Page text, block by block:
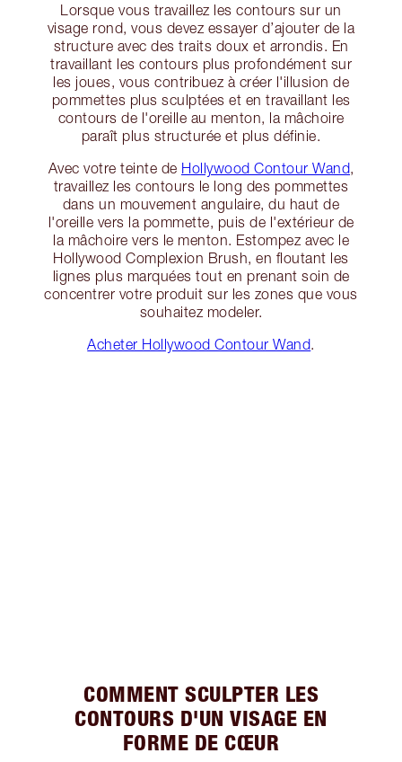
Lorsque vous travaillez les contours sur un
visage rond, vous devez essayer d’ajouter de la
structure avec des traits doux et arrondis. En
travaillant les contours plus profondément sur
les joues, vous contribuez à créer l'illusion de
pommettes plus sculptées et en travaillant les
contours de l'oreille au menton, la mâchoire
paraît plus structurée et plus définie.
Avec votre teinte de Hollywood Contour Wand,
travaillez les contours le long des pommettes
dans un mouvement angulaire, du haut de
l'oreille vers la pommette, puis de l'extérieur de
la mâchoire vers le menton. Estompez avec le
Hollywood Complexion Brush, en floutant les
lignes plus marquées tout en prenant soin de
concentrer votre produit sur les zones que vous
souhaitez modeler.
Acheter Hollywood Contour Wand.
COMMENT SCULPTER LES
CONTOURS D'UN VISAGE EN
FORME DE CŒUR